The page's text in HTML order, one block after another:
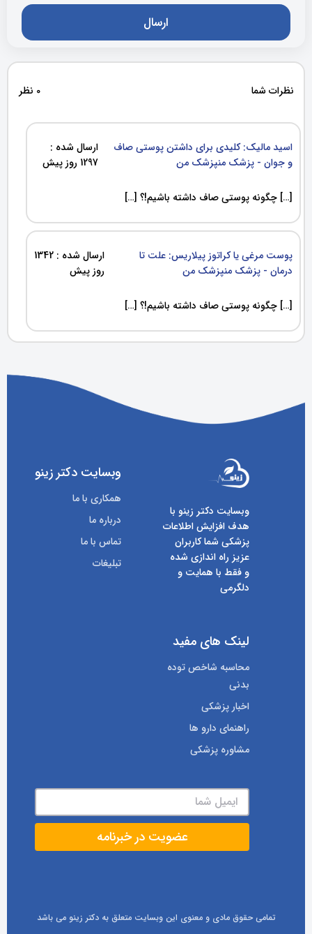
نظرات شما 0 نظر
اسید مالیک: کلیدی برای داشتن پوستی صاف
و جوان - پزشک منپزشک من
ارسال شده :
1297 روز پیش
[…] چگونه پوستی صاف داشته باشیم!؟ […]
پوست مرغی یا کراتوز پیلاریس: علت تا
درمان - پزشک منپزشک من
ارسال شده : 1342
روز پیش
[…] چگونه پوستی صاف داشته باشیم!؟ […]
وبسایت دکتر زینو با
هدف افزایش اطلاعات
پزشکی شما کاربران
عزیز راه اندازی شده
و فقط با همایت و
دلگرمی
وبسایت دکتر زینو
همکاری با ما
درباره ما
تماس با ما
تبلیغات
لینک های مفید
محاسبه شاخص توده
بدنی
اخبار پزشکی
راهنمای دارو ها
مشاوره پزشکی
تمامی حقوق مادی و معنوی این وبسایت متعلق به دکتر زینو می باشد